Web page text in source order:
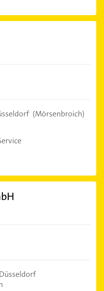
(Mörsenbroich)